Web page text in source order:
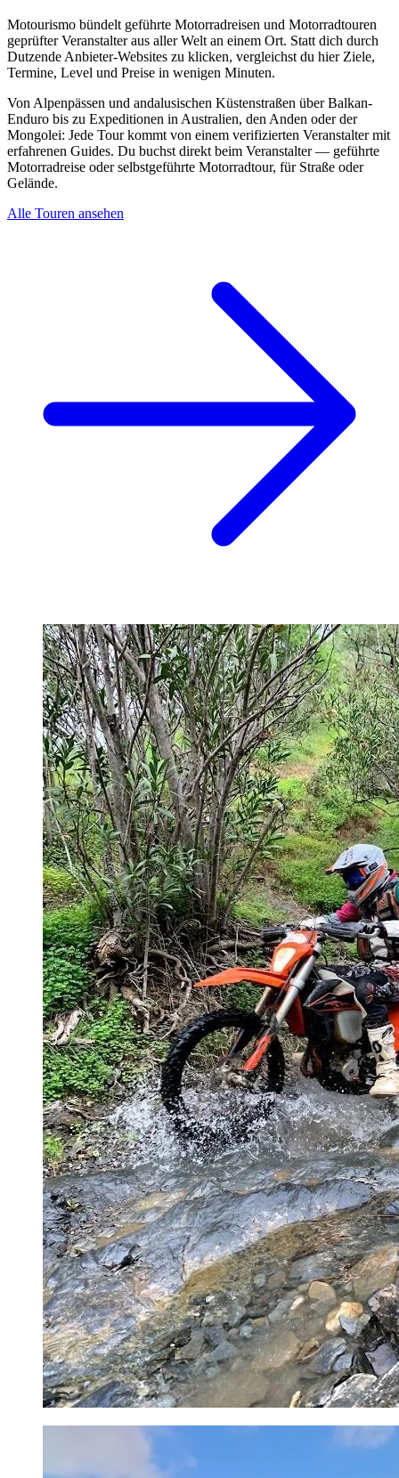
Motourismo bündelt geführte Motorradreisen und Motorradtouren
geprüfter Veranstalter aus aller Welt an einem Ort. Statt dich durch
Dutzende Anbieter-Websites zu klicken, vergleichst du hier Ziele,
Termine, Level und Preise in wenigen Minuten.
Von Alpenpässen und andalusischen Küstenstraßen über Balkan-
Enduro bis zu Expeditionen in Australien, den Anden oder der
Mongolei: Jede Tour kommt von einem verifizierten Veranstalter mit
erfahrenen Guides. Du buchst direkt beim Veranstalter — geführte
Motorradreise oder selbstgeführte Motorradtour, für Straße oder
Gelände.
Alle Touren ansehen